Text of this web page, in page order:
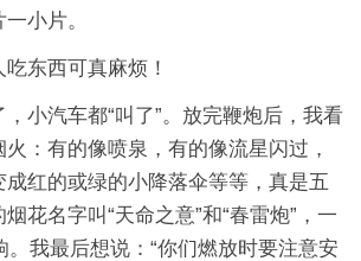
小片。
东西可真麻烦！
小汽车都“叫了”。放完鞭炮后，我看
：有的像喷泉，有的像流星闪过，
红的或绿的小降落伞等等，真是五
花名字叫“天命之意”和“春雷炮”，一
。我最后想说：“你们燃放时要注意安